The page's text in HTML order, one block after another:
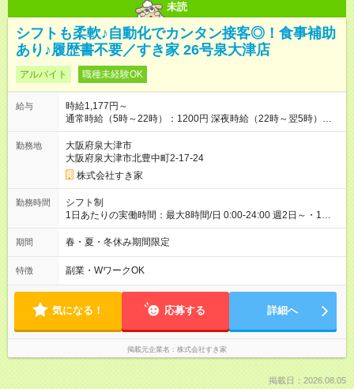
未読
シフトも柔軟♪自動化でカンタン接客◎！食事補助
あり♪履歴書不要／すき家 26号泉大津店
アルバイト 職種未経験OK
給与
時給1,177円～
通常時給（5時～22時）：1200円 深夜時給（22時～翌5時）：
1500円 高校生時給：1177円 【特別手当】早朝手当（5：00-9：
00）時給+150円 【試用期間】試用期間あり 試用期間の長さ：1
ヶ月 雇用形態、給与は本採用時と同じです。 試用期間の実態は
30日（※条件変更なし）ですが、切り上げで一ヶ月とさせてい
ただきます。 研修制度あり：15時間(研修中も同時給）
勤務地
大阪府泉大津市
大阪府泉大津市北豊中町2-17-24
株式会社すき家
勤務時間
シフト制
1日あたりの実働時間：最大8時間/日 0:00-24:00 週2日～・1日
2h～OK ＜シフト例＞ 〇朝帯 5:00-9:00 〇昼帯 9:00-14:00 〇午
後帯 14:00-18:00 〇夜帯 18:00-22:00 〇深夜帯 22:00-翌5:00 基
ます♪
期間 春・夏・冬休み期間限定
特徴 副業・WワークOK
気になる！ 応募する 詳細へ
掲載元企業名 株式会社すき家
掲載日：2026.08.05